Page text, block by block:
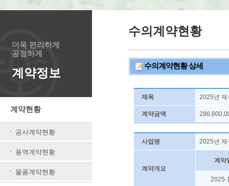
더욱 편리하게
공정하게
계약정보
계약현황
공사계약현황
용역계약현황
물품계약현황
수의계약현황
수의계약현황 상세
제목 2025년 제
계약금액
사업명 2025년 제
계약개요
계약
2025-